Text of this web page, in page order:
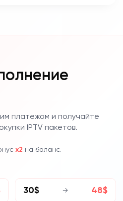
платежом и получайте
IPTV пакетов.
x2 на баланс.
30$ → 48$